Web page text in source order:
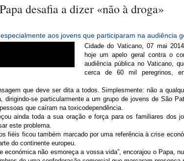
desafia a dizer «não à droga»
aos jovens que participaram na audiência
Cidade do Vaticano, 07 mai
hoje um apelo geral contra o
audiência pública no Vaticano,
cerca de 60 mil peregrinos,
que deve ser dita a todos. Simplesmente: não a
dirigindo-se particularmente a um grupo de jovens de São
que caíram na toxicodependência.
ainda toda a sua oração e força para os familiares dos
este problema.
fiéis ficou também marcado por uma referência à crise
do continente europeu.
económica não esmoreça a vossa vida”, encorajou o Papa,